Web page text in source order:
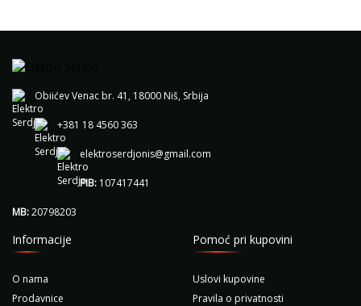
Obiićev Venac br. 41, 18000 Niš, Srbija
+381 18 4560 363
elektroserdjonis@gmail.com
PIB: 107417441
MB:20798203
Informacije
O nama
Prodavnice
Pomoć pri kupovini
Uslovi kupovine
Pravila o privatnosti